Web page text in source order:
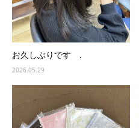
お久しぶりです .
2026.05.29